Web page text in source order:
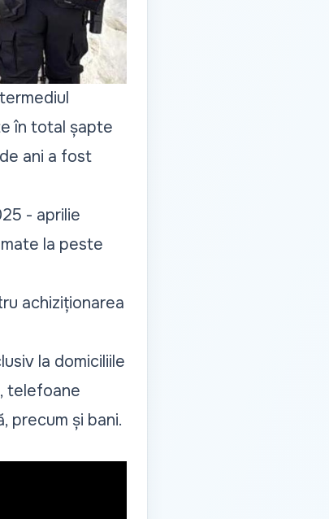
în total șapte
ani a fost
- aprilie
la peste
achiziționarea
la domiciliile
telefoane
precum și bani.